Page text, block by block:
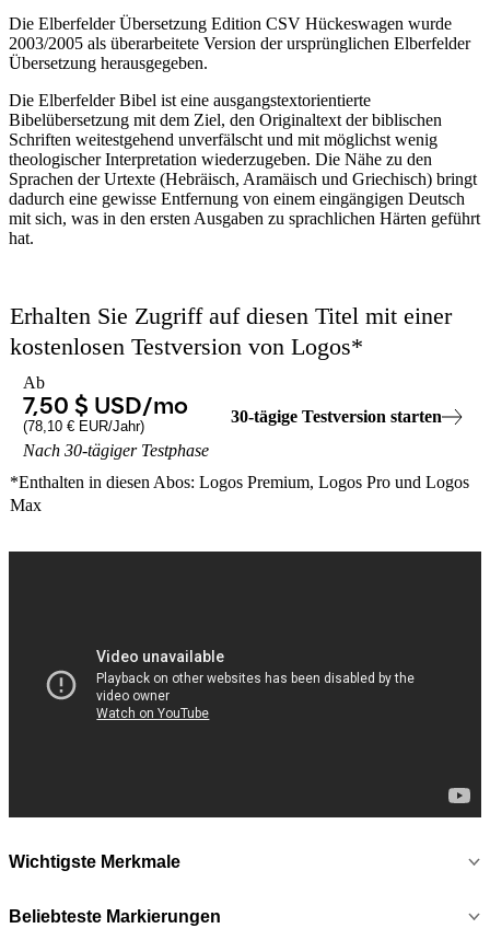
Die Elberfelder Übersetzung Edition CSV Hückeswagen wurde
2003/2005 als überarbeitete Version der ursprünglichen Elberfelder
Übersetzung herausgegeben.
Die Elberfelder Bibel ist eine ausgangstextorientierte
Bibelübersetzung mit dem Ziel, den Originaltext der biblischen
Schriften weitestgehend unverfälscht und mit möglichst wenig
theologischer Interpretation wiederzugeben. Die Nähe zu den
Sprachen der Urtexte (Hebräisch, Aramäisch und Griechisch) bringt
dadurch eine gewisse Entfernung von einem eingängigen Deutsch
mit sich, was in den ersten Ausgaben zu sprachlichen Härten geführt
hat.
Erhalten Sie Zugriff auf diesen Titel mit einer
kostenlosen Testversion von Logos*
Ab
7,50 $ USD/mo
(78,10 € EUR/Jahr)
Nach 30-tägiger Testphase
30-tägige Testversion starten
*Enthalten in diesen Abos: Logos Premium, Logos Pro und Logos
Max
Wichtigste Merkmale
Beliebteste Markierungen